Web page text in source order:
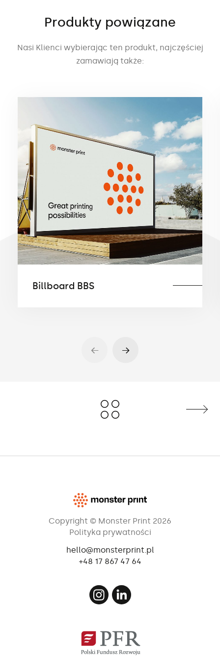
Produkty powiązane
Nasi Klienci wybierając ten produkt, najczęściej
zamawiają także:
Billboard BBS
Copyright © Monster Print 2026
Polityka prywatności
hello@monsterprint.pl
+48 17 867 47 64